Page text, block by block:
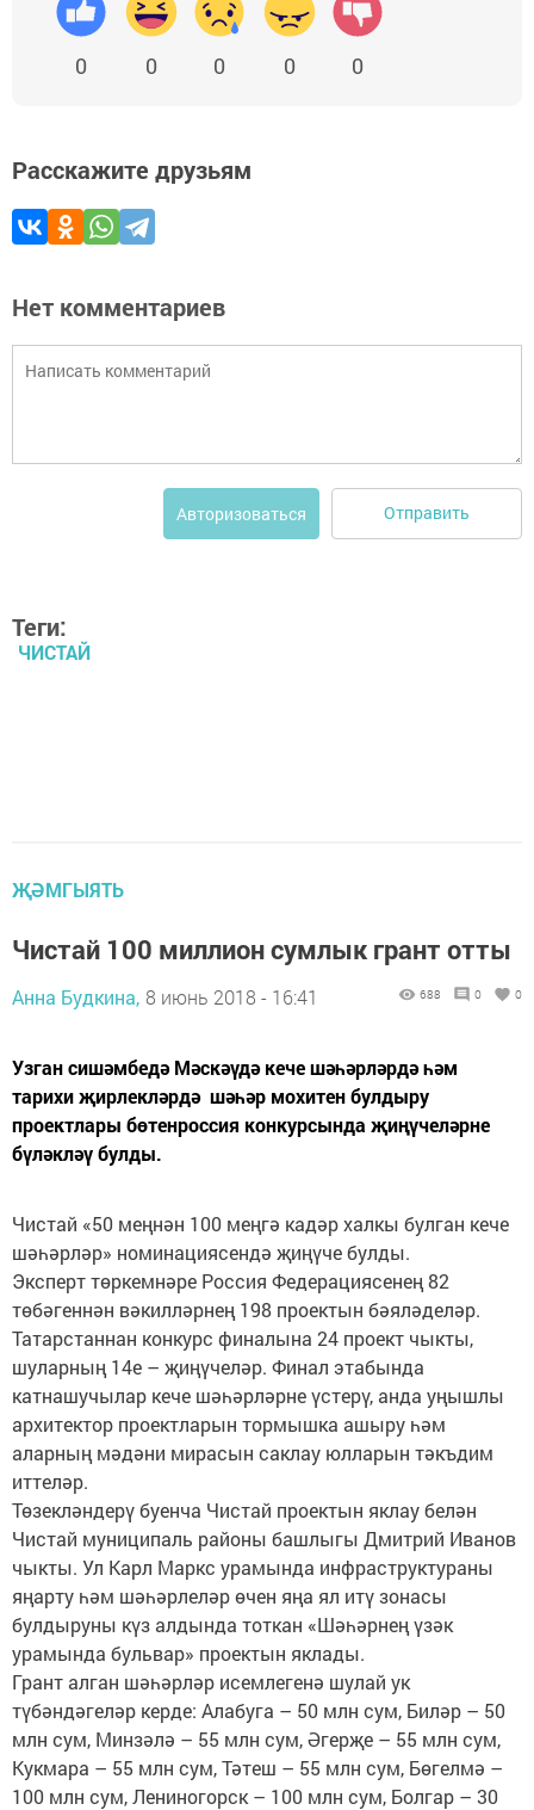
0 0 0 0 0
Расскажите друзьям
Нет комментариев
Авторизоваться Отправить
Теги:
ЧИСТАЙ
ҖӘМГЫЯТЬ
Чистай 100 миллион сумлык грант отты
Анна Будкина, 8 июнь 2018 - 16:41 688 0 0
Узган сишәмбедә Мәскәүдә кече шәһәрләрдә һәм
тарихи җирлекләрдә шәһәр мохитен булдыру
проектлары бөтенроссия конкурсында җиңүчеләрне
бүләкләү булды.
Чистай «50 меңнән 100 меңгә кадәр халкы булган кече
шәһәрләр» номинациясендә җиңүче булды.
Эксперт төркемнәре Россия Федерациясенең 82
төбәгеннән вәкилләрнең 198 проектын бәяләделәр.
Татарстаннан конкурс финалына 24 проект чыкты,
шуларның 14е – җиңүчеләр. Финал этабында
катнашучылар кече шәһәрләрне үстерү, анда уңышлы
архитектор проектларын тормышка ашыру һәм
аларның мәдәни мирасын саклау юлларын тәкъдим
иттеләр.
Төзекләндерү буенча Чистай проектын яклау белән
Чистай муниципаль районы башлыгы Дмитрий Иванов
чыкты. Ул Карл Маркс урамында инфраструктураны
яңарту һәм шәһәрлеләр өчен яңа ял итү зонасы
булдыруны күз алдында тоткан «Шәһәрнең үзәк
урамында бульвар» проектын яклады.
Грант алган шәһәрләр исемлегенә шулай ук
түбәндәгеләр керде: Алабуга – 50 млн сум, Биләр – 50
млн сум, Минзәлә – 55 млн сум, Әгерҗе – 55 млн сум,
Кукмара – 55 млн сум, Тәтеш – 55 млн сум, Бөгелмә –
100 млн сум, Лениногорск – 100 млн сум, Болгар – 30